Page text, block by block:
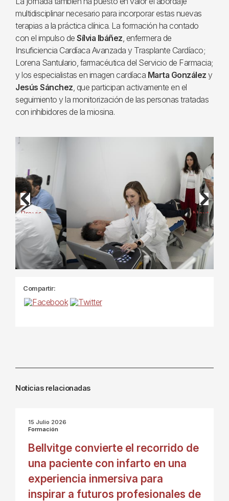
multidisciplinar necesario para incorporar estas nuevas
terapias a la práctica clínica. La formación ha contado
con el impulso de Sílvia Ibáñez, enfermera de
Insuficiencia Cardíaca Avanzada y Trasplante Cardíaco;
Lorena Santulario, farmacéutica del Servicio de Farmacia;
y los especialistas en imagen cardíaca Marta González y
Jesús Sánchez, que participan activamente en el
seguimiento y la monitorización de las personas tratadas
con inhibidores de la miosina.
Previous Next
Compartir:
Noticias relacionadas
15 Julio 2026
Formación
Bellvitge convierte el recorrido de
una paciente con infarto en una
experiencia inmersiva para
inspirar a futuros profesionales de